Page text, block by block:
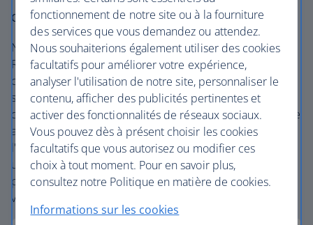
qu'un simple vol.
Nous sommes l'un des plus grands tour-opérateurs du
Royaume-Uni. Nous proposons des hôtels, des
complexes hôteliers et des villas soigneusement
sélectionnés dans les lieux les plus étonnants, ainsi que
des locations de voitures sans suppléments cachés. Notre
accès au vaste réseau mondial de British Airways et à
l'allianceoneworld® nous place dans une position
unique pour créer des forfaits de vacances avec des vols
pratiques, partout dans le monde. Considérez vos
vacances comme prises en charge, du début à la fin.
fonctionnement de notre site ou à la fourniture
des services que vous demandez ou attendez.
Nous souhaiterions également utiliser des cookies
facultatifs pour améliorer votre expérience,
analyser l'utilisation de notre site, personnaliser le
contenu, afficher des publicités pertinentes et
activer des fonctionnalités de réseaux sociaux.
Vous pouvez dès à présent choisir les cookies
facultatifs que vous autorisez ou modifier ces
choix à tout moment. Pour en savoir plus,
consultez notre Politique en matière de cookies.
Informations sur les cookies